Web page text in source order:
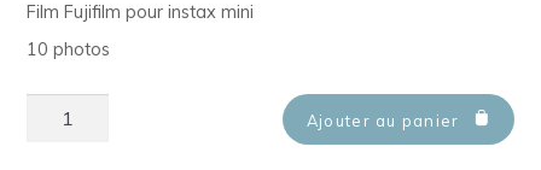
Film Fujifilm pour instax mini
10 photos
quantité
Ajouter au panier